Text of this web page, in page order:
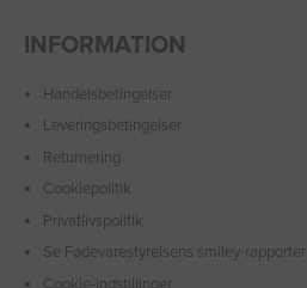
INFORMATION
Handelsbetingelser
Leveringsbetingelser
Returnering
Cookiepolitik
Privatlivspolitik
Se Fødevarestyrelsens smiley-rapporter
Cookie-indstillinger